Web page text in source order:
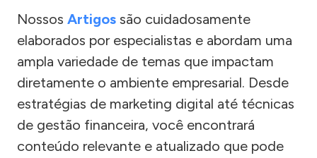
Nossos Artigos são cuidadosamente
elaborados por especialistas e abordam uma
ampla variedade de temas que impactam
diretamente o ambiente empresarial. Desde
estratégias de marketing digital até técnicas
de gestão financeira, você encontrará
conteúdo relevante e atualizado que pode